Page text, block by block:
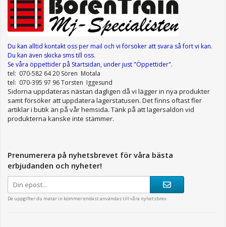
Du kan alltid kontakt oss per mail och vi försöker att svara så fort vi kan.
Du kan även skicka sms till oss.
Se våra öppettiderpå Startsidan, under just "Öppettider".
tel: 070-582 64 20 Sören Motala
tel: 070-395 97 96 Torsten Iggesund
Sidorna uppdateras nästan dagligen då vi lägger in nya produkter
samt försöker att uppdatera lagerstatusen. Det finns oftast fler
artiklar i butik än på vår hemsida. Tänk på att lagersaldon vid
produkterna kanske inte stämmer.
Prenumerera på nyhetsbrevet för våra bästa
erbjudanden och nyheter!
De uppgifter du matar in kommer endast användas till våra nyhetsbrev.